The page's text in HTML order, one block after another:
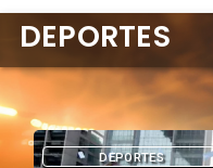
DEPORTES
DEPORTES